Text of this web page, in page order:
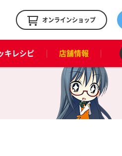
オンラインショップ
キレシピ 店舗情報